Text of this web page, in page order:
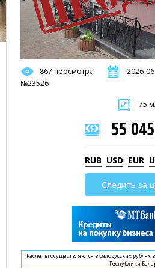
867 просмотра
2026-
№23526
75
55
RUB USD EUR
Следить за
Расчеты осуществляются в белорусских рублях
Республики